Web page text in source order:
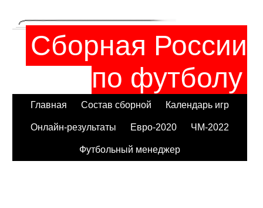
Сборная России
по футболу
Главная Состав сборной Календарь игр
Онлайн-результаты Евро-2020 ЧМ-2022
Футбольный менеджер